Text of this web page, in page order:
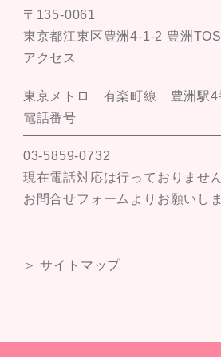
〒135-0061
東京都江東区豊洲4-1-2 豊洲
アクセス
東京メトロ 有楽町線 豊洲駅4
電話番号
03-5859-0732
現在電話対応は行っておりません
お問合せフォームよりお願いしま
＞ サイトマップ